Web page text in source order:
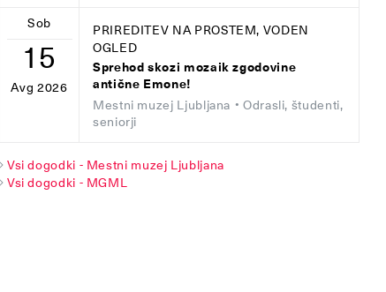
Sob
15
Avg 2026
PRIREDITEV NA PROSTEM, VODEN
OGLED
Sprehod skozi mozaik zgodovine
antične Emone!
Mestni muzej Ljubljana • Odrasli, študenti,
seniorji
Vsi dogodki - Mestni muzej Ljubljana
Vsi dogodki - MGML